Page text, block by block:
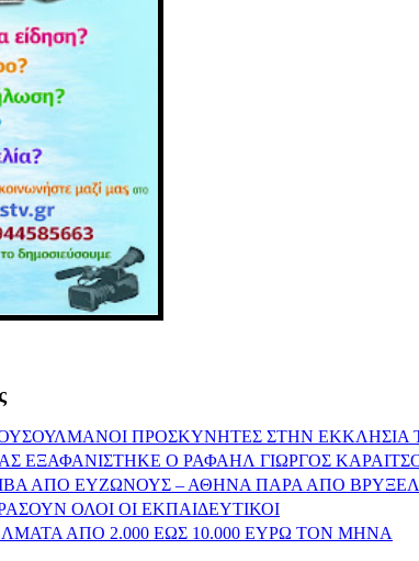
ΠΡΟΣΚΥΝΗΤΕΣ ΣΤΗΝ ΕΚΚΛΗΣΙΑ
ΕΞΑΦΑΝΙΣΤΗΚΕ Ο ΡΑΦΑΗΛ ΓΙΩΡΓΟΣ
ΑΠΟ ΕΥΖΩΝΟΥΣ – ΑΘΗΝΑ ΠΑΡΑ ΑΠΟ
ΟΛΟΙ ΟΙ ΕΚΠΑΙΔΕΥΤΙΚΟΙ
ΑΠΟ 2.000 ΕΩΣ 10.000 ΕΥΡΩ ΤΟΝ ΜΗΝΑ